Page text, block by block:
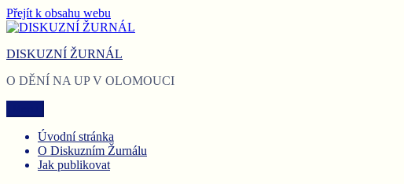
Přejít k obsahu webu
DISKUZNÍ ŽURNÁL
O DĚNÍ NA UP V OLOMOUCI
Úvodní stránka
O Diskuzním Žurnálu
Jak publikovat